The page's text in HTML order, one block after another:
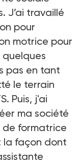
J’ai travaillé
pour
motrice pour
pas en tant
le terrain
Puis, j'ai
ma société
de formatrice
la façon dont